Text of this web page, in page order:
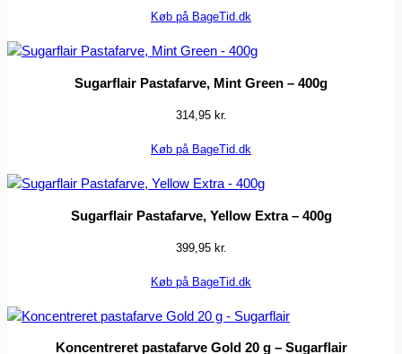
Køb på BageTid.dk
Sugarflair Pastafarve, Mint Green – 400g
314,95 kr.
Køb på BageTid.dk
Sugarflair Pastafarve, Yellow Extra – 400g
399,95 kr.
Køb på BageTid.dk
Koncentreret pastafarve Gold 20 g – Sugarflair